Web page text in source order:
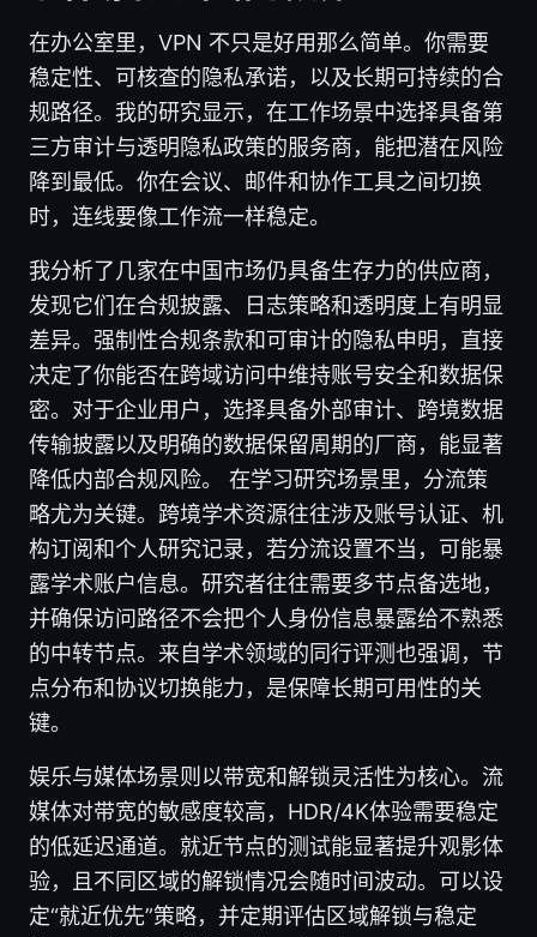
在办公室里，VPN 不只是好用那么简单。你需要
稳定性、可核查的隐私承诺，以及长期可持续的合
规路径。我的研究显示，在工作场景中选择具备第
三方审计与透明隐私政策的服务商，能把潜在风险
降到最低。你在会议、邮件和协作工具之间切换
时，连线要像工作流一样稳定。
我分析了几家在中国市场仍具备生存力的供应商，
发现它们在合规披露、日志策略和透明度上有明显
差异。强制性合规条款和可审计的隐私申明，直接
决定了你能否在跨域访问中维持账号安全和数据保
密。对于企业用户，选择具备外部审计、跨境数据
传输披露以及明确的数据保留周期的厂商，能显著
降低内部合规风险。 在学习研究场景里，分流策
略尤为关键。跨境学术资源往往涉及账号认证、机
构订阅和个人研究记录，若分流设置不当，可能暴
露学术账户信息。研究者往往需要多节点备选地，
并确保访问路径不会把个人身份信息暴露给不熟悉
的中转节点。来自学术领域的同行评测也强调，节
点分布和协议切换能力，是保障长期可用性的关
键。
娱乐与媒体场景则以带宽和解锁灵活性为核心。流
媒体对带宽的敏感度较高，HDR/4K体验需要稳定
的低延迟通道。就近节点的测试能显著提升观影体
验，且不同区域的解锁情况会随时间波动。可以设
定“就近优先”策略，并定期评估区域解锁与稳定